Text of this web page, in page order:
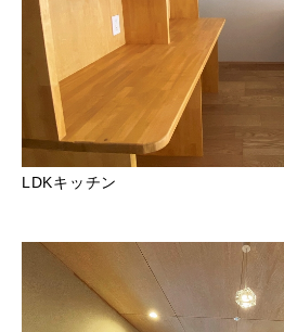
LDKキッチン